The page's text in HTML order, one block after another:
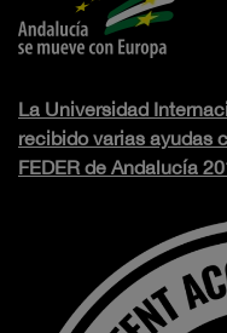
La Universidad
recibido varias ayudas
FEDER de Andalucía